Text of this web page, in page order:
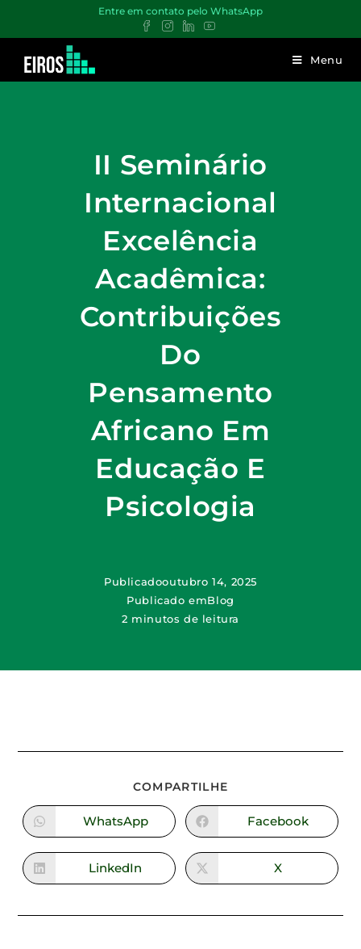
Entre em contato pelo WhatsApp
Menu
II Seminário
Internacional
Excelência
Acadêmica:
Contribuições
Do
Pensamento
Africano Em
Educação E
Psicologia
Publicadooutubro 14, 2025
Publicado emBlog
2 minutos de leitura
COMPARTILHE
WhatsApp Facebook
LinkedIn X